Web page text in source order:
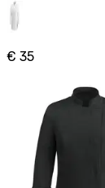
€ 35